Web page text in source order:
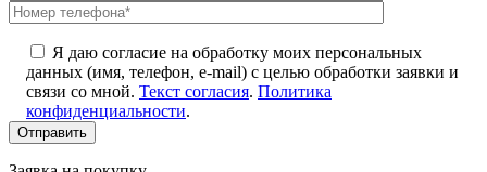
Я даю согласие на обработку моих персональных
данных (имя, телефон, e-mail) с целью обработки заявки и
связи со мной. Текст согласия. Политика
конфиденциальности.